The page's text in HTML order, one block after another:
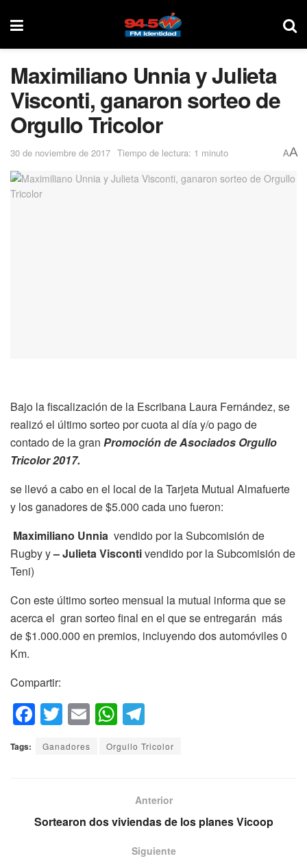
Maximiliano Unnia y Julieta
Visconti, ganaron sorteo de
Orgullo Tricolor
30 de noviembre de 2017 Tiempo de lectura: 1 minuto AA
Bajo la fiscalización de la Escribana Laura Fernández, se
realizó el último sorteo por cuota al día y/o pago de
contado de la gran Promoción de Asociados Orgullo
Tricolor 2017.
se llevó a cabo en el local de la Tarjeta Mutual Almafuerte
y los ganadores de $5.000 cada uno fueron:
Maximiliano Unnia vendido por la Subcomisión de
Rugby y–Julieta Viscontivendido por la Subcomisión de
Teni)
Con este último sorteo mensual la mutual informa que se
acerca el gran sorteo final en el que se entregarán más
de $1.000.000 en premios, incluyendo dos automóviles 0
Km.
Compartir:
F
a
c
o
T
wi
tt
E
m
ail
W
h
at
p
el
e
a
m
Tags: Ganadores Orgullo Tricolor
Anterior
Sortearon dos viviendas de los planes Vicoop
Siguiente